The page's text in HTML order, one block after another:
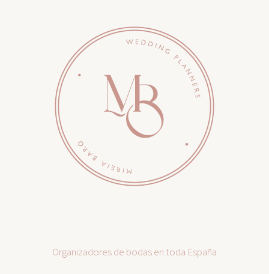
Organizadores de bodas en toda España